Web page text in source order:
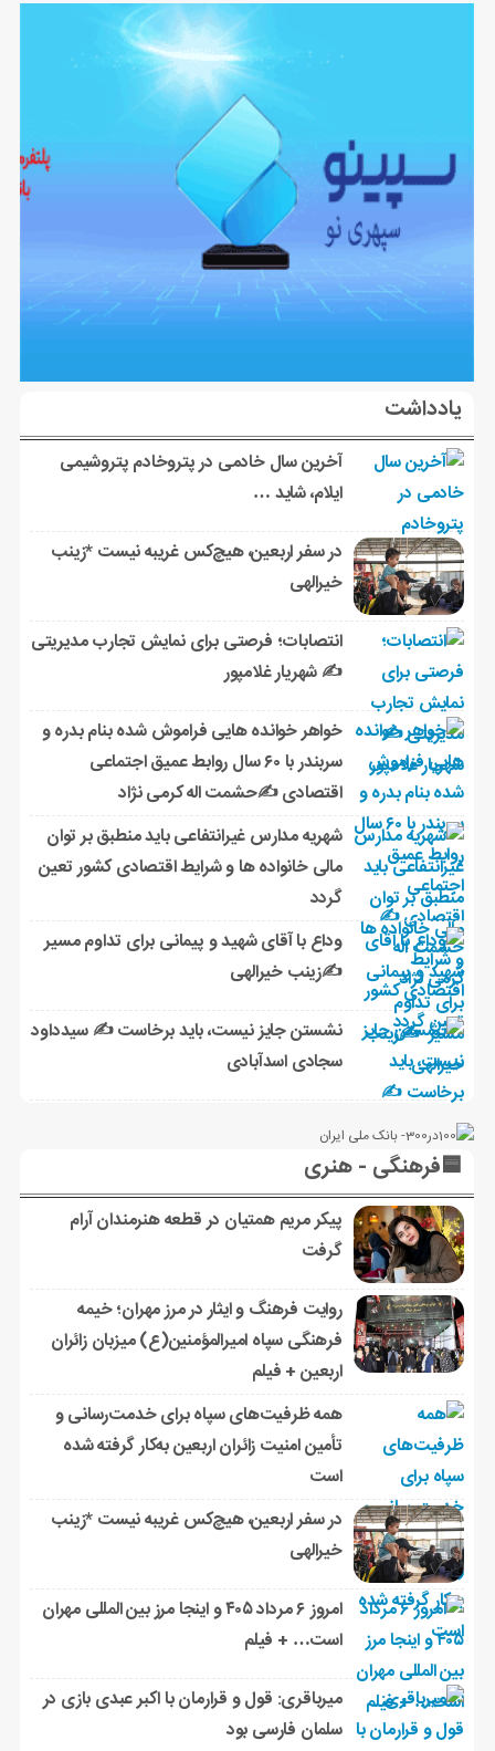
یادداشت
آخرین سال خادمی در پتروخادم پتروشیمی
ایلام، شاید …
در سفر اربعین، هیچ‌کس غریبه نیست *زینب
خیرالهی
انتصابات؛ فرصتی برای نمایش تجارب مدیریتی
✍ شهریار غلامپور
خواهر خوانده هایی فراموش شده بنام بدره و
سربندر با ۶۰ سال روابط عمیق اجتماعی
اقتصادی ✍حشمت اله کرمی نژاد
شهریه مدارس غیرانتفاعی باید منطبق بر توان
مالی خانواده ها و شرایط اقتصادی کشور تعین
گردد
وداع با آقای شهید و پیمانی برای تداوم مسیر
✍زینب خیرالهی
نشستن جایز نیست، باید برخاست ✍️ سیدداود
سجادی اسدآبادی
🟦فرهنگی - هنری
پیکر مریم همتیان در قطعه هنرمندان آرام
گرفت
روایت فرهنگ و ایثار در مرز مهران؛ خیمه
فرهنگی سپاه امیرالمؤمنین(ع) میزبان زائران
اربعین + فیلم
همه ظرفیت‌های سپاه برای خدمت‌رسانی و
تأمین امنیت زائران اربعین به‌کار گرفته شده
است
در سفر اربعین، هیچ‌کس غریبه نیست *زینب
خیرالهی
امروز ۶ مرداد ۴۰۵ و اینجا مرز بین المللی مهران
است… + فیلم
میرباقری: قول و قرارمان با اکبر عبدی بازی در
سلمان فارسی بود